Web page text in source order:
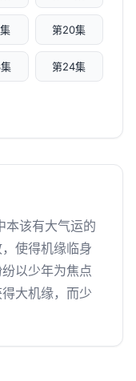
第20集
第24集
本该有大气运的
使得机缘临身
以少年为焦点
大机缘，而少